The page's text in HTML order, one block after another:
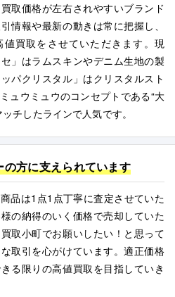
取価格が左右されやすいブランド
情報や最新の動きは常に把握し、
値買取をさせていただきます。現
」はラムスキンやデニム生地の製
パクリスタル」はクリスタルスト
ュウミュウのコンセプトである“大
チしたラインで人気です。
の方に支えられています
品は1点1点丁寧に査定させていた
の納得のいく価格で売却していた
取小町でお願いしたい！と思って
取引を心がけています。適正価格
る限りの高値買取を目指していき